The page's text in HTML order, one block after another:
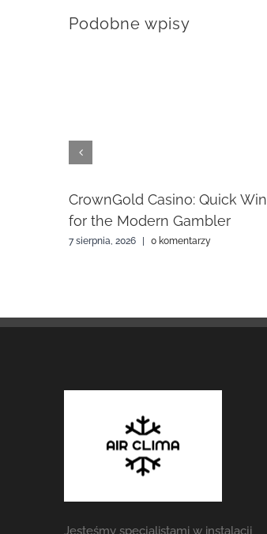
Podobne wpisy
CrownGold Casino: Quick
for the Modern Gambler
7 sierpnia, 2026 | 0 komentarzy
Jesteśmy specjalistami w instalacji